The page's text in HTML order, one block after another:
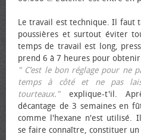
Le travail est technique. Il faut
poussières et surtout éviter
temps de travail est long,
prend 6 à 7 heures pour
" C’est le bon réglage pour ne
temps à côté et ne pas
tourteaux."explique-t'il.
décantage de 3 semaines en
comme l'hexane n'est utilisé.
se faire connaître, constituer